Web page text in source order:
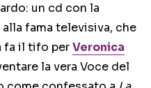
un cd con la
fama televisiva, che
fa il tifo perVeronica
la vera Voce del